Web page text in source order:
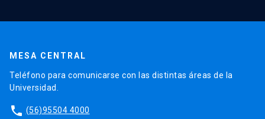
MESA CENTRAL
Teléfono para comunicarse con las distintas áreas de la
Universidad.
phone (56)95504 4000